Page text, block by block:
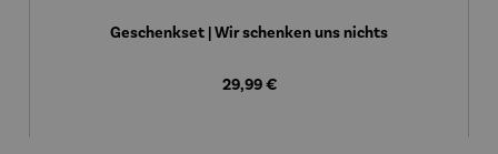
Geschenkset | Wir schenken uns nichts
Regulärer Preis:
29,99 €